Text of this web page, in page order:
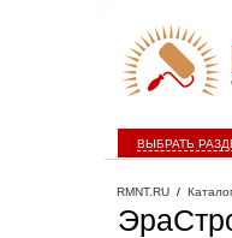
ВЫБРАТЬ
RMNT.RU /